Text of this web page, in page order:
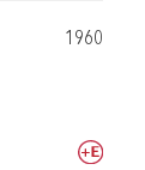
1960